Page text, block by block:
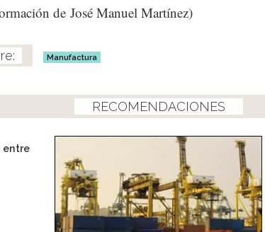
de José Manuel Martínez)
Manufactura
RECOMENDACIONES
entre